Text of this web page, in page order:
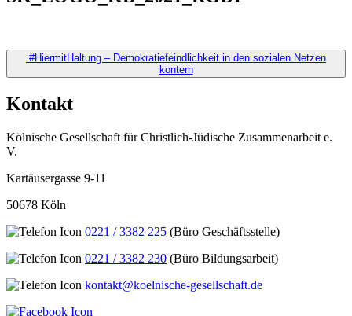
Beitragsnavigation
#HiermitHaltung – Demokratiefeindlichkeit in den sozialen Netzen
kontern
Kontakt
Kölnische Gesellschaft für Christlich-Jüdische Zusammenarbeit e.
V.
Kartäusergasse 9-11
50678 Köln
0221 / 3382 225 (Büro Geschäftsstelle)
0221 / 3382 230 (Büro Bildungsarbeit)
kontakt@koelnische-gesellschaft.de